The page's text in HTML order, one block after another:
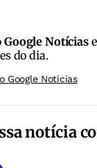
Google Notícias
do dia.
Google Noticias
notícia